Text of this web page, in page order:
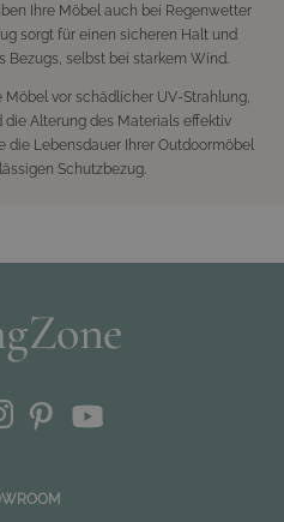
Ihre Möbel auch bei Regenwetter
sorgt für einen sicheren Halt und
Bezugs, selbst bei starkem Wind.
vor schädlicher UV-Strahlung,
Alterung des Materials effektiv
die Lebensdauer Ihrer Outdoormöbel
Schutzbezug.